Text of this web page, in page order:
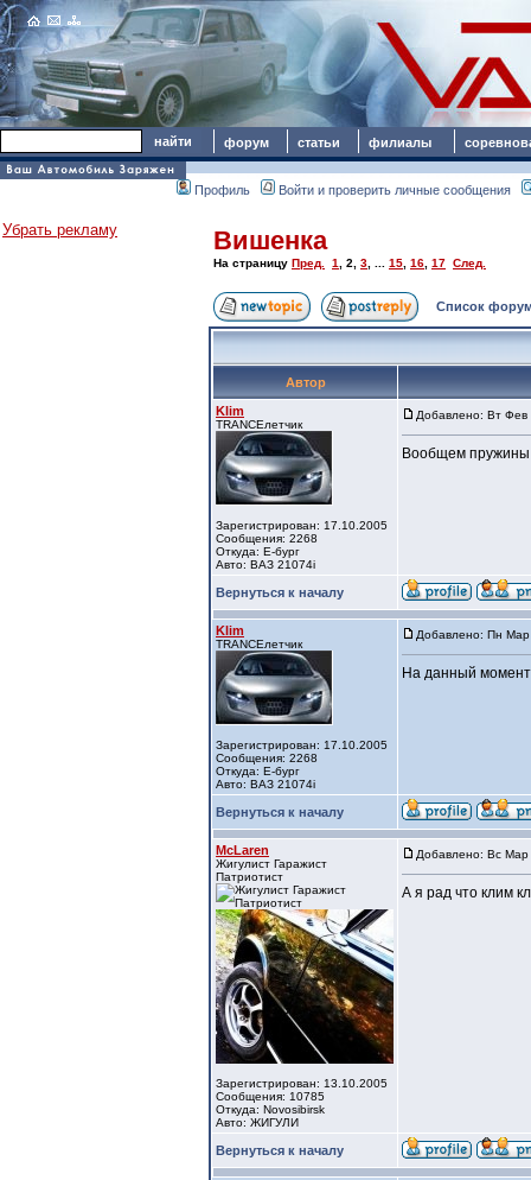
форум статьи филиалы
Профиль Войти и проверить личные сообщения
Убрать рекламу Вишенка
На страницу Пред. 1 2 3 15 16 17 След.
Список
Автор
Klim
TRANCEлетчик
Зарегистрирован: 17.10.2005
Сообщения: 2268
Откуда: Е-бург
Авто: ВАЗ 21074i
Добавлено: Вт Фев
Вообщем пружины
Вернуться к началу
Klim
TRANCEлетчик
Зарегистрирован: 17.10.2005
Сообщения: 2268
Откуда: Е-бург
Авто: ВАЗ 21074i
Добавлено: Пн
На данный
Вернуться к началу
McLaren
Жигулист Гаражист
Патриотист
Зарегистрирован: 13.10.2005
Сообщения: 10785
Откуда: Novosibirsk
Авто: ЖИГУЛИ
Добавлено: Вс
А я рад что клим
Вернуться к началу